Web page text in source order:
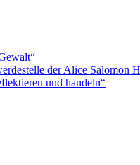
der Alice Salomon
und handeln“